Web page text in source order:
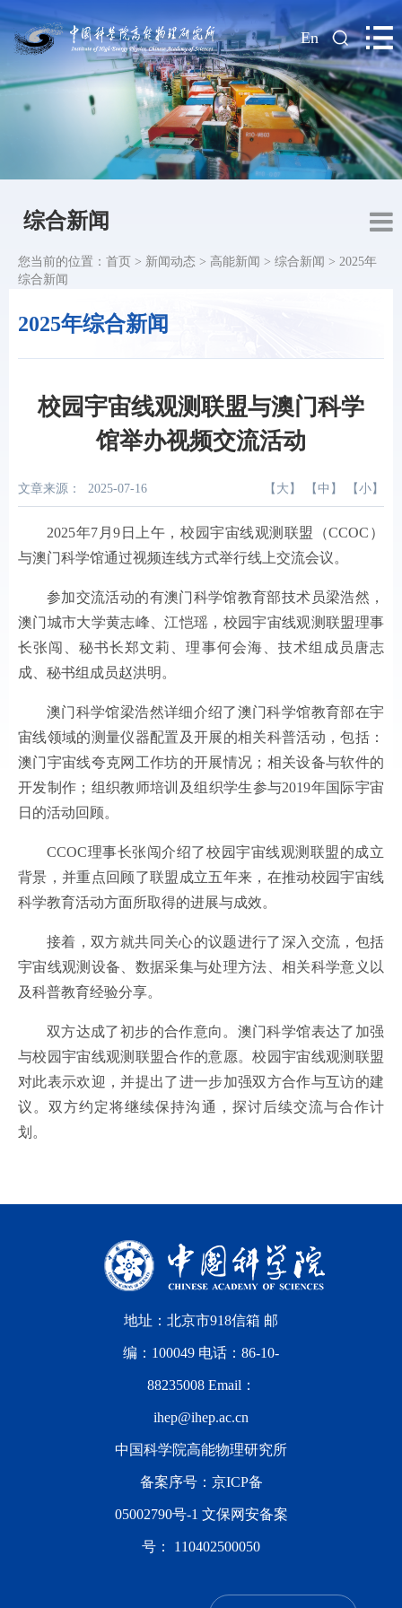
| En
综合新闻
2025年综合新闻
您当前的位置： 首页 > 新闻动态 > 高能新闻 > 综合新闻 > 2025年
综合新闻
校园宇宙线观测联盟与澳门科学
馆举办视频交流活动
文章来源： 2025-07-16 【 大 】 【 中 】 【 小 】
2025年7月9日上午，校园宇宙线观测联盟（CCOC）
与澳门科学馆通过视频连线方式举行线上交流会议。
参加交流活动的有澳门科学馆教育部技术员梁浩然，
澳门城市大学黄志峰、江恺瑶，校园宇宙线观测联盟理事
长张闯、秘书长郑文莉、理事何会海、技术组成员唐志
成、秘书组成员赵洪明。
澳门科学馆梁浩然详细介绍了澳门科学馆教育部在宇
宙线领域的测量仪器配置及开展的相关科普活动，包括：
澳门宇宙线夸克网工作坊的开展情况；相关设备与软件的
开发制作；组织教师培训及组织学生参与2019年国际宇宙
日的活动回顾。
CCOC理事长张闯介绍了校园宇宙线观测联盟的成立
背景，并重点回顾了联盟成立五年来，在推动校园宇宙线
科学教育活动方面所取得的进展与成效。
接着，双方就共同关心的议题进行了深入交流，包括
宇宙线观测设备、数据采集与处理方法、相关科学意义以
及科普教育经验分享。
双方达成了初步的合作意向。澳门科学馆表达了加强
与校园宇宙线观测联盟合作的意愿。校园宇宙线观测联盟
对此表示欢迎，并提出了进一步加强双方合作与互访的建
议。双方约定将继续保持沟通，探讨后续交流与合作计
划。
地址：北京市918信箱 邮
编：100049 电话：86-10-
88235008 Email：
ihep@ihep.ac.cn
中国科学院高能物理研究所
备案序号： 京ICP备
05002790号-1 文保网安备案
号： 110402500050